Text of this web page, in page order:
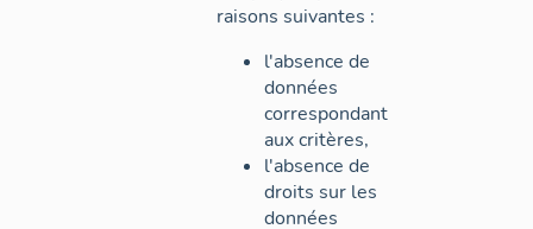
raisons suivantes :
l'absence de
données
correspondant
aux critères,
l'absence de
droits sur les
données